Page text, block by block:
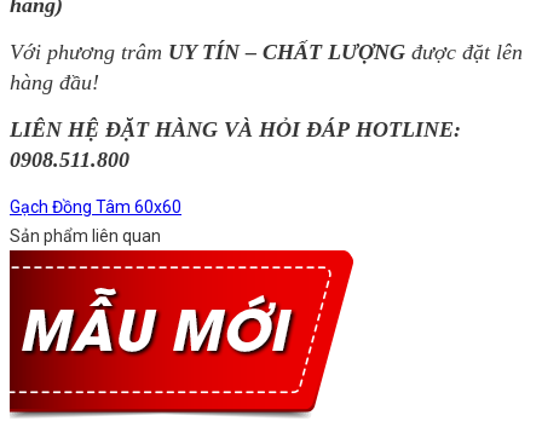
Với phương trâm UY TÍN – CHẤT LƯỢNG được đặt lên
hàng đầu!
LIÊN HỆ ĐẶT HÀNG VÀ HỎI ĐÁP HOTLINE:
0908.511.800
Gạch Đồng Tâm 60x60
Sản phẩm liên quan